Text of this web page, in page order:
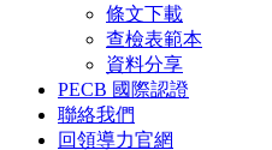
條文下載
查檢表範本
資料分享
PECB 國際認證
聯絡我們
回領導力官網